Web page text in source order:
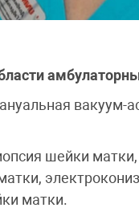
вакуум-
шейки
матки.